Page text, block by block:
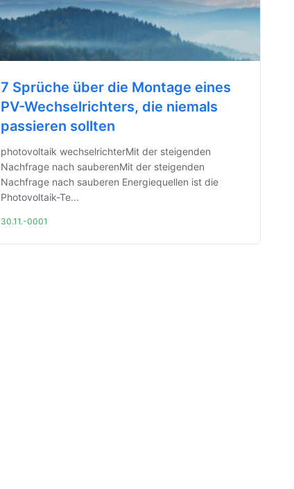
7 Sprüche über die Montage eines
PV-Wechselrichters, die niemals
passieren sollten
photovoltaik wechselrichterMit der steigenden
Nachfrage nach sauberenMit der steigenden
Nachfrage nach sauberen Energiequellen ist die
Photovoltaik-Te...
30.11.-0001